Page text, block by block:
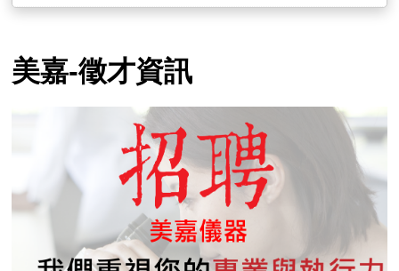
美嘉-徵才資訊